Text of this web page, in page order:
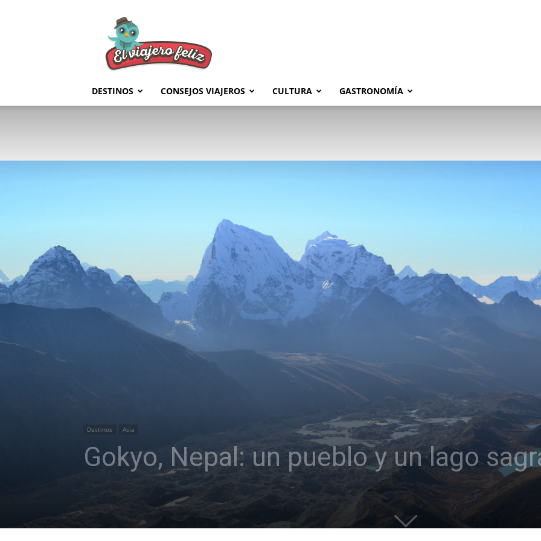
Feliz
DESTINOS CONSEJOS VIAJEROS CULTURA GASTRONOMÍA
Destinos Asia
Gokyo, Nepal: un pueblo y un lago